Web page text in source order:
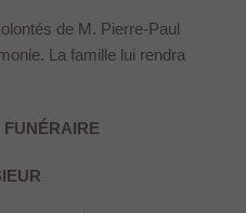
de M. Pierre-Paul
La famille lui rendra